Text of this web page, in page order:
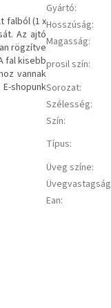
falból (1 x
Az ajtó
rögzítve
fal kisebb
vannak
shopunk
Gyártó:
Hosszúság:
Magasság:
prosil szín:
Sorozat:
Szélesség:
Szín:
Típus:
Üveg színe:
Üvegvastagság
Ean: